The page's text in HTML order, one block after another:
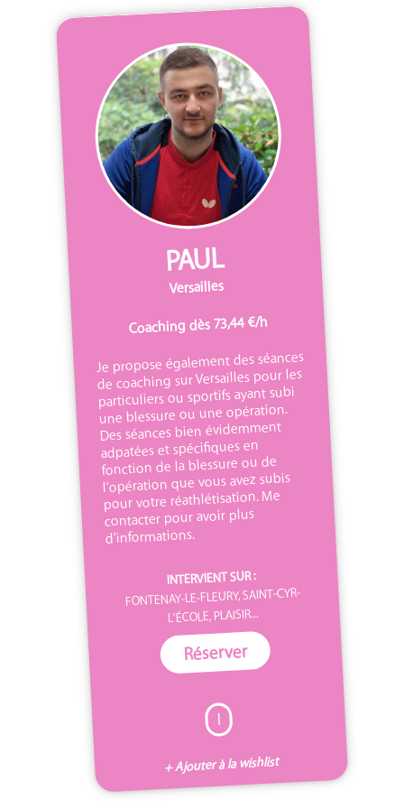
PAUL
Versailles
Coaching dès 73,44 €/h
Je propose également des séances
de coaching sur Versailles pour les
particuliers ou sportifs ayant subi
une blessure ou une opération.
Des séances bien évidemment
adpatées et spécifiques en
fonction de la blessure ou de
l'opération que vous avez subis
pour votre réathlétisation. Me
contacter pour avoir plus
d'informations.
INTERVIENT SUR :
FONTENAY-LE-FLEURY, SAINT-CYR-
L'ÉCOLE, PLAISIR...
Réserver
I
+ Ajouter à la wishlist